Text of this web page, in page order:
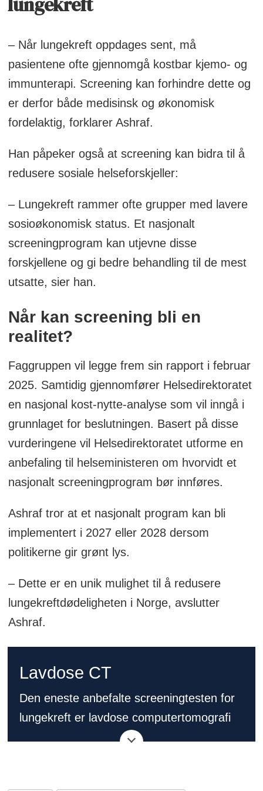
– Når lungekreft oppdages sent, må
pasientene ofte gjennomgå kostbar kjemo- og
immunterapi. Screening kan forhindre dette og
er derfor både medisinsk og økonomisk
fordelaktig, forklarer Ashraf.
Han påpeker også at screening kan bidra til å
redusere sosiale helseforskjeller:
– Lungekreft rammer ofte grupper med lavere
sosioøkonomisk status. Et nasjonalt
screeningprogram kan utjevne disse
forskjellene og gi bedre behandling til de mest
utsatte, sier han.
Når kan screening bli en
realitet?
Faggruppen vil legge frem sin rapport i februar
2025. Samtidig gjennomfører Helsedirektoratet
en nasjonal kost-nytte-analyse som vil inngå i
grunnlaget for beslutningen. Basert på disse
vurderingene vil Helsedirektoratet utforme en
anbefaling til helseministeren om hvorvidt et
nasjonalt screeningprogram bør innføres.
Ashraf tror at et nasjonalt program kan bli
implementert i 2027 eller 2028 dersom
politikerne gir grønt lys.
– Dette er en unik mulighet til å redusere
lungekreftdødeligheten i Norge, avslutter
Ashraf.
Lavdose CT
Den eneste anbefalte screeningtesten for
lungekreft er lavdose computertomografi
(også kalt lavdose CT eller LDCT). Under